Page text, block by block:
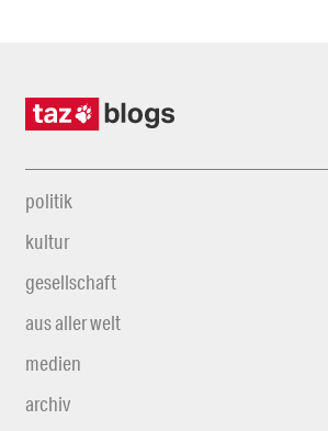
politik
kultur
gesellschaft
aus aller welt
medien
archiv